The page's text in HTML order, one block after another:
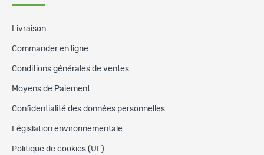
Livraison
Commander en ligne
Conditions générales de ventes
Moyens de Paiement
Confidentialité des données personnelles
Législation environnementale
Politique de cookies (UE)